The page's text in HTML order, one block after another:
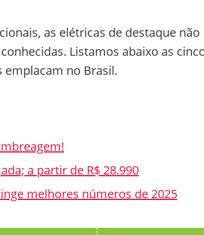
as elétricas de destaque não
Listamos abaixo as
no Brasil.
a partir de R$ 28.990
melhores números de 2025